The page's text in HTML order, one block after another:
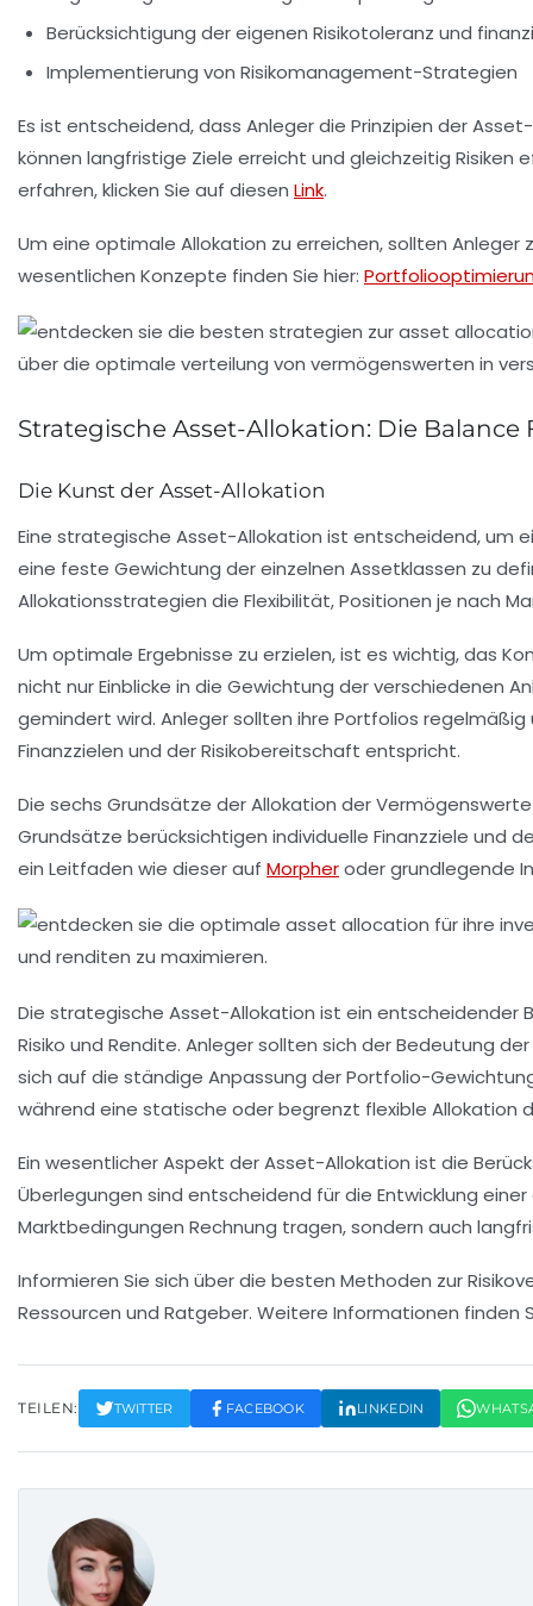
Berücksichtigung der eigenen Risikotoleranz und
Implementierung von Risikomanagement-Strategien
Es ist entscheidend, dass Anleger die Prinzipien der
können langfristige Ziele erreicht und gleichzeitig
erfahren, klicken Sie auf diesen Link.
Um eine optimale Allokation zu erreichen, sollten
wesentlichen Konzepte finden Sie hier:
Strategische Asset-Allokation: Die Balance
Die Kunst der Asset-Allokation
Eine strategische Asset-Allokation ist entscheidend, um
eine feste Gewichtung der einzelnen Assetklassen zu
Allokationsstrategien die Flexibilität, Positionen je nach
Um optimale Ergebnisse zu erzielen, ist es wichtig, das
nicht nur Einblicke in die Gewichtung der verschiedenen
gemindert wird. Anleger sollten ihre Portfolios
Finanzzielen und derRisikobereitschaft entspricht.
Die sechs Grundsätze derAllokation der Vermögenswerte
Grundsätze berücksichtigen individuelle Finanzziele und
ein Leitfaden wie dieser auf Morpheroder grundlegende
Die strategische Asset-Allokation ist ein entscheidender
Risiko und Rendite. Anleger sollten sich der Bedeutung der
sich auf die ständige Anpassung der Portfolio-
während eine statische oder begrenzt flexible Allokation
Ein wesentlicher Aspekt der Asset-Allokation ist die
Überlegungen sind entscheidend für die Entwicklung
Marktbedingungen Rechnung tragen, sondern auch
Informieren Sie sich über die besten Methoden zur
Ressourcen und Ratgeber. Weitere Informationen finden
TEILEN: TWITTER FACEBOOK LINKEDIN